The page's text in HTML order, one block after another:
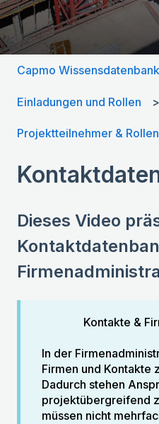
Capmo Wissensdatenbank
Einladungen und Rollen
Projektteilnehmer & Rollen
Dieses Video
Kontakte &
In der
Firmen und Kontakte
Dadurch stehen
projektübergreifend
müssen nicht